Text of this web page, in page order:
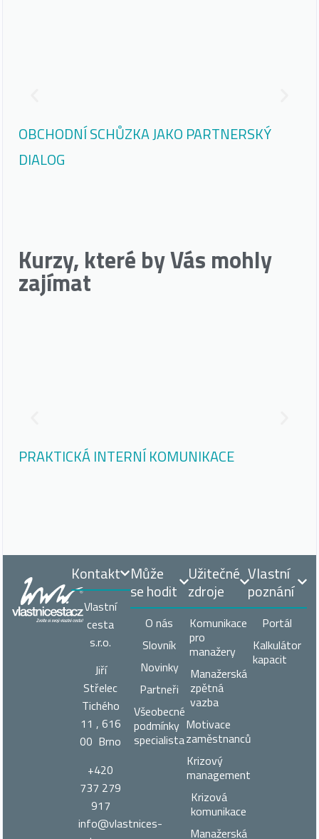
OBCHODNÍ SCHŮZKA JAKO PARTNERSKÝ
DIALOG
Kurzy, které by Vás mohly
zajímat
PRAKTICKÁ INTERNÍ KOMUNIKACE
Může
se hodit
O nás
Slovník
Novinky
Partneři
Všeobecné
podmínky
specialista
Užitečné
zdroje
Komunikace
pro
manažery
Manažerská
zpětná
vazba
Motivace
zaměstnanců
Krizový
management
Krizová
komunikace
Manažerská
Vlastní
poznání
Portál
Kalkulátor
kapacit
Kontakt
Vlastní
cesta
s.r.o.
Jiří
Střelec
Tichého
11 , 616
00 Brno
+420
737 279
917
info@vlastnices­